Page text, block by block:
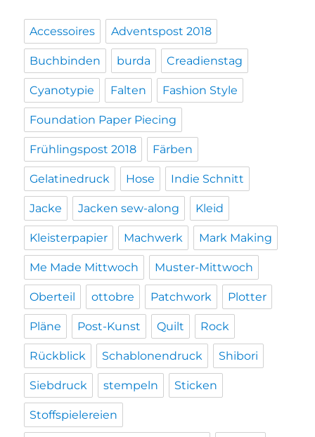
Accessoires Adventspost 2018
Buchbinden burda Creadienstag
Cyanotypie Falten Fashion Style
Foundation Paper Piecing
Frühlingspost 2018 Färben
Gelatinedruck Hose Indie Schnitt
Jacke Jacken sew-along Kleid
Kleisterpapier Machwerk Mark Making
Me Made Mittwoch Muster-Mittwoch
Oberteil ottobre Patchwork Plotter
Pläne Post-Kunst Quilt Rock
Rückblick Schablonendruck Shibori
Siebdruck stempeln Sticken
Stoffspielereien